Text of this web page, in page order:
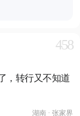
458
，转行又不知道
湖南 · 张家界